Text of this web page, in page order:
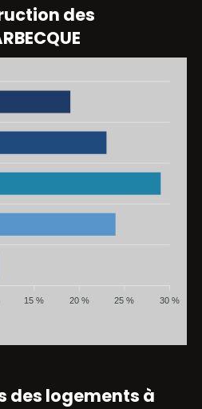
des
30 %
25 %
20 %
15 %
des logements à